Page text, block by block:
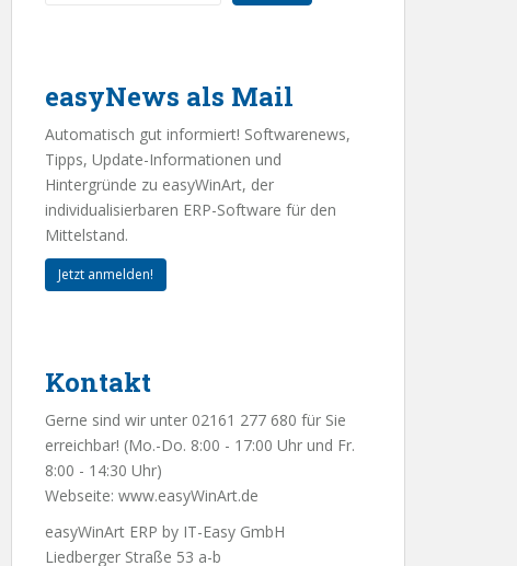
easyNews als Mail
Automatisch gut informiert! Softwarenews,
Tipps, Update-Informationen und
Hintergründe zu easyWinArt, der
individualisierbaren ERP-Software für den
Mittelstand.
Jetzt anmelden!
Kontakt
Gerne sind wir unter 02161 277 680 für Sie
erreichbar! (Mo.-Do. 8:00 - 17:00 Uhr und Fr.
8:00 - 14:30 Uhr)
Webseite: www.easyWinArt.de
easyWinArt ERP by IT-Easy GmbH
Liedberger Straße 53 a-b